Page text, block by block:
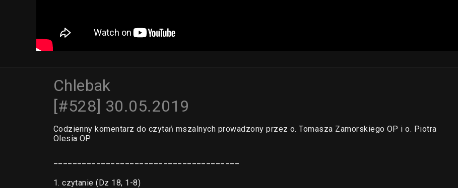
Chlebak
[#528] 30.05.2019
Codzienny komentarz do czytań mszalnych prowadzony przez o. Tomasza Zamorskiego OP i o. Piotra
Olesia OP
1. czytanie (Dz 18, 1-8)